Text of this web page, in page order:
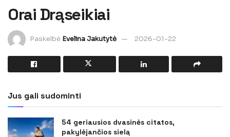
Orai Drąseikiai
Paskelbė Evelina Jakutytė 2026-01-22
Jus gali sudominti
54 geriausios dvasinės citatos,
pakylėjančios sielą